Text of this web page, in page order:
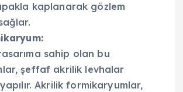
kaplanarak gözlem
sahip olan bu
şeffaf akrilik levhalar
Akrilik formikaryumlar,